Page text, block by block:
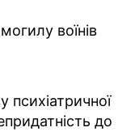
воїнів
психіатричної
до